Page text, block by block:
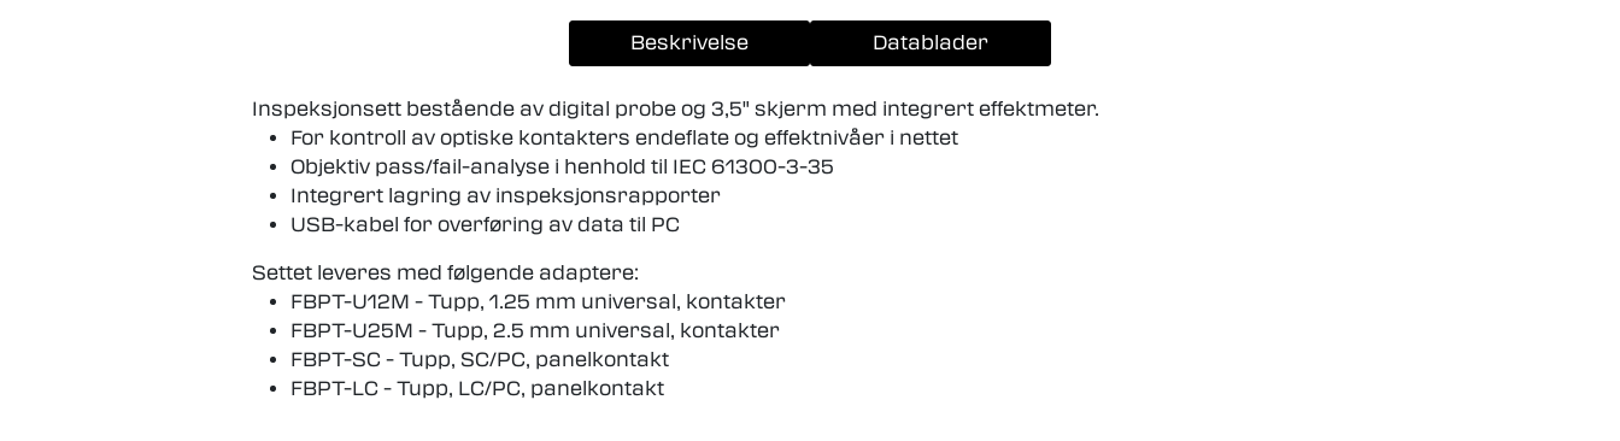
Beskrivelse Datablader
Inspeksjonsett bestående av digital probe og 3,5" skjerm med integrert effektmeter.
For kontroll av optiske kontakters endeflate og effektnivåer i nettet
Objektiv pass/fail-analyse i henhold til IEC 61300-3-35
Integrert lagring av inspeksjonsrapporter
USB-kabel for overføring av data til PC
Settet leveres med følgende adaptere:
FBPT-U12M - Tupp, 1.25 mm universal, kontakter
FBPT-U25M - Tupp, 2.5 mm universal, kontakter
FBPT-SC - Tupp, SC/PC, panelkontakt
FBPT-LC - Tupp, LC/PC, panelkontakt